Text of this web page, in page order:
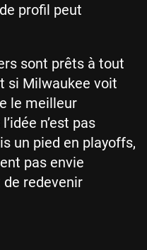
profil peut
sont prêts à tout
si Milwaukee voit
le meilleur
n’est pas
un pied en playoffs,
pas envie
de redevenir